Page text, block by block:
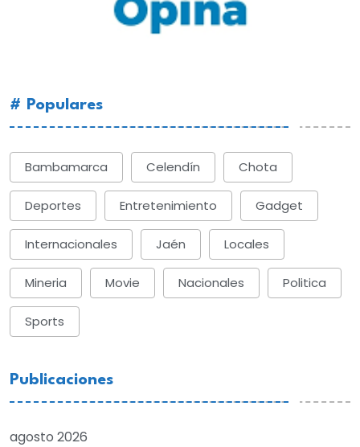
# Populares
Bambamarca Celendín Chota
Deportes Entretenimiento Gadget
Internacionales Jaén Locales
Mineria Movie Nacionales Politica
Sports
Publicaciones
agosto 2026